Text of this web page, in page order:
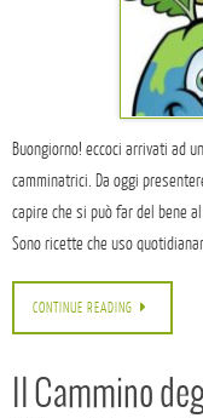
Buongiorno! eccoci arrivati ad
camminatrici. Da oggi
capire che si può far del bene
Sono ricette che uso
CONTINUE READING
Il Cammino